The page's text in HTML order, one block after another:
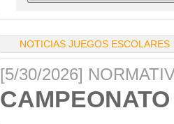
NOTICIAS JUEGOS ESCOLARES
[5/30/2026]